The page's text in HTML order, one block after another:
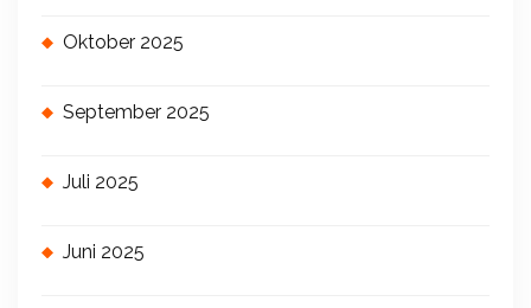
Oktober 2025
September 2025
Juli 2025
Juni 2025